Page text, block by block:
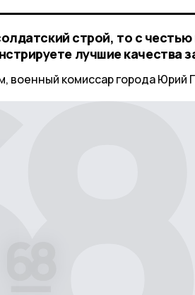
строй, то с
лучшие качества
военный комиссар города Юрий